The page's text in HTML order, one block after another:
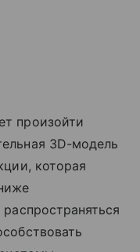
произойти
3D-модель
которая